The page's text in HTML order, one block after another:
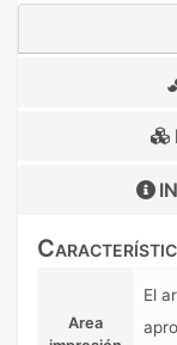
Area
El